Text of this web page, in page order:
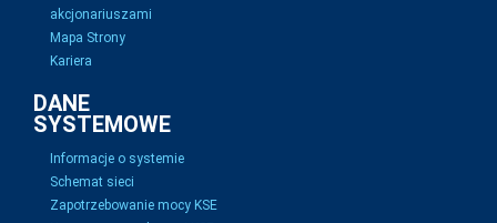
akcjonariuszami
Mapa Strony
Kariera
DANE
SYSTEMOWE
Informacje o systemie
Schemat sieci
Zapotrzebowanie mocy KSE